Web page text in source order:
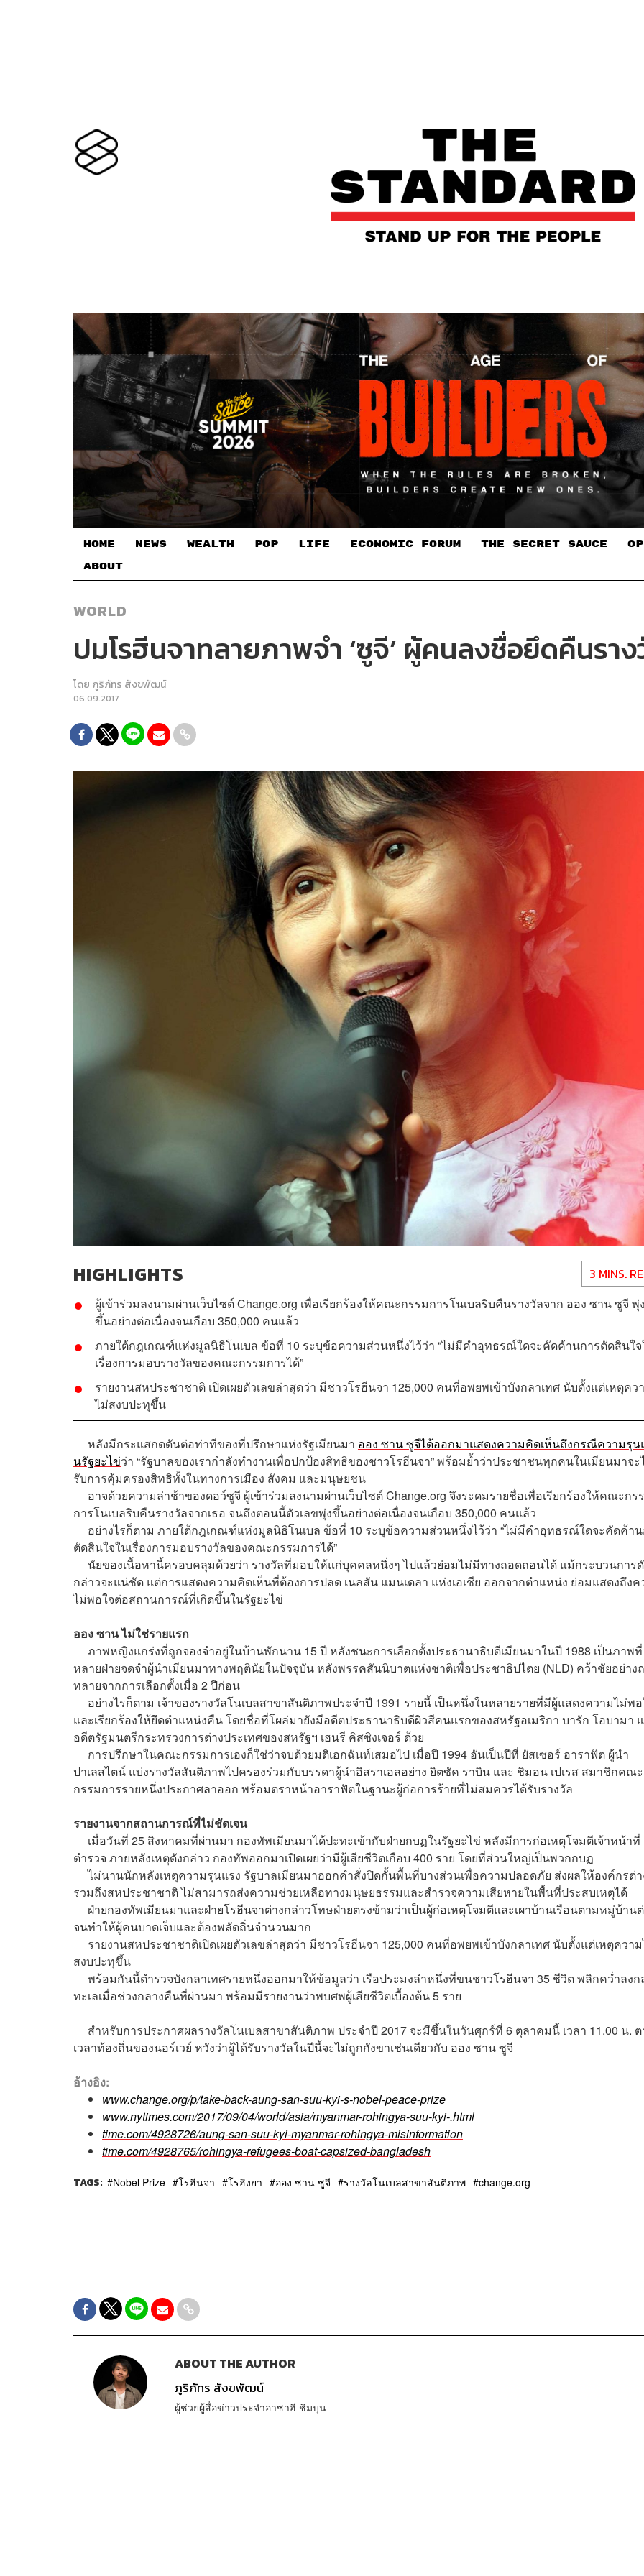
HOME NEWS WEALTH POP LIFE ECONOMIC FORUM THE SECRET SAUCE​
ABOUT
WORLD
ปมโรฮีนจาทลายภาพจำ ‘ซูจี’ ผู้คนลงชื่อยึดคืนรา
โดย ภูริภัทร สังขพัฒน์
06.09.2017
HIGHLIGHTS 3 MINS.
ผู้เข้าร่วมลงนามผ่านเว็บไซต์Change.org เพื่อเรียกร้องให้คณะกรรมการโนเบลริบคืนรางวัลจาก ออง ซาน ซูจี พุ่
ขึ้นอย่างต่อเนื่องจนเกือบ 350,000 คนแล้ว
ภายใต้กฎเกณฑ์แห่งมูลนิธิโนเบล ข้อที่ 10 ระบุข้อความส่วนหนึ่งไว้ว่า “ไม่มีคำอุทธรณ์ใดจะคัดค้านการตัดสินใ
เรื่องการมอบรางวัลของคณะกรรมการได้”
รายงานสหประชาชาติ เปิดเผยตัวเลขล่าสุดว่า มีชาวโรฮีนจา 125,000 คนที่อพยพเข้าบังกลาเทศ นับตั้งแต่เหตุคว
ไม่สงบปะทุขึ้น
หลังมีกระแสกดดันต่อท่าทีของที่ปรึกษาแห่งรัฐเมียนมา ออง ซาน ซูจีได้ออกมาแสดงความคิดเห็นถึงกรณีความรุน
นรัฐยะไข่ว่า “รัฐบาลของเรากำลังทำงานเพื่อปกป้องสิทธิของชาวโรฮีนจา” พร้อมย้ำว่าประชาชนทุกคนในเมียนมาจะ
รับการคุ้มครองสิทธิทั้งในทางการเมือง สังคม และมนุษยชน
อาจด้วยความล่าช้าของดอว์ซูจี ผู้เข้าร่วมลงนามผ่านเว็บไซต์Change.org จึงระดมรายชื่อเพื่อเรียกร้องให้คณะกร
การโนเบลริบคืนรางวัลจากเธอ จนถึงตอนนี้ตัวเลขพุ่งขึ้นอย่างต่อเนื่องจนเกือบ 350,000 คนแล้ว
อย่างไรก็ตาม ภายใต้กฎเกณฑ์แห่งมูลนิธิโนเบล ข้อที่ 10 ระบุข้อความส่วนหนึ่งไว้ว่า “ไม่มีคำอุทธรณ์ใดจะคัดค้า
ตัดสินใจในเรื่องการมอบรางวัลของคณะกรรมการได้”
นัยของเนื้อหานี้ครอบคลุมด้วยว่า รางวัลที่มอบให้แก่บุคคลหนึ่งๆ ไปแล้วย่อมไม่มีทางถอดถอนได้ แม้กระบวนการ
กล่าวจะแน่ชัด แต่การแสดงความคิดเห็นที่ต้องการปลด เนลสัน แมนเดลา แห่งเอเชีย ออกจากตำแหน่ง ย่อมแสดงถึงค
ไม่พอใจต่อสถานการณ์ที่เกิดขึ้นในรัฐยะไข่
ออง ซาน ไม่ใช่รายแรก
ภาพหญิงแกร่งที่ถูกจองจำอยู่ในบ้านพักนาน 15ปี หลังชนะการเลือกตั้งประธานาธิบดีเมียนมาในปี 1988 เป็นภาพที่
หลายฝ่ายจดจำผู้นำเมียนมาทางพฤตินัยในปัจจุบัน หลังพรรคสันนิบาตแห่งชาติเพื่อประชาธิปไตย (NLD) คว้าชัยอย่าง
ทลายจากการเลือกตั้งเมื่อ 2ปีก่อน
อย่างไรก็ตาม เจ้าของรางวัลโนเบลสาขาสันติภาพประจำปี 1991 รายนี้ เป็นหนึ่งในหลายรายที่มีผู้แสดงความไม่พ
และเรียกร้องให้ยึดตำแหน่งคืน โดยชื่อที่โผล่มายังมีอดีตประธานาธิบดีผิวสีคนแรกของสหรัฐอเมริกา บารัก โอบามา
อดีตรัฐมนตรีกระทรวงการต่างประเทศของสหรัฐฯ เฮนรี คิสซิงเจอร์ ด้วย
การปรึกษาในคณะกรรมการเองก็ใช่ว่าจบด้วยมติเอกฉันท์เสมอไป เมื่อปี 1994 อันเป็นปีที่ ยัสเซอร์ อาราฟัต ผู้นำ
ปาเลสไตน์ แบ่งรางวัลสันติภาพไปครองร่วมกับบรรดาผู้นำอิสราเอลอย่าง ยิตซัค ราบิน และ ชิมอน เปเรส สมาชิกคณะ
กรรมการรายหนึ่งประกาศลาออก พร้อมตราหน้าอาราฟัตในฐานะผู้ก่อการร้ายที่ไม่สมควรได้รับรางวัล
รายงานจากสถานการณ์ที่ไม่ชัดเจน
เมื่อวันที่ 25 สิงหาคมที่ผ่านมา กองทัพเมียนมาได้ปะทะเข้ากับฝ่ายกบฏในรัฐยะไข่ หลังมีการก่อเหตุโจมตีเจ้าหน้าที่
ตำรวจ ภายหลังเหตุดังกล่าว กองทัพออกมาเปิดเผยว่ามีผู้เสียชีวิตเกือบ 400 ราย โดยที่ส่วนใหญ่เป็นพวกกบฏ
ไม่นานนักหลังเหตุความรุนแรง รัฐบาลเมียนมาออกคำสั่งปิดกั้นพื้นที่บางส่วนเพื่อความปลอดภัย ส่งผลให้องค์กรต่า
รวมถึงสหประชาชาติ ไม่สามารถส่งความช่วยเหลือทางมนุษยธรรมและสำรวจความเสียหายในพื้นที่ประสบเหตุได้
ฝ่ายกองทัพเมียนมาและฝ่ายโรฮีนจาต่างกล่าวโทษฝ่ายตรงข้ามว่าเป็นผู้ก่อเหตุโจมตีและเผาบ้านเรือนตามหมู่บ้าน
จนทำให้ผู้คนบาดเจ็บและต้องพลัดถิ่นจำนวนมาก
รายงานสหประชาชาติเปิดเผยตัวเลขล่าสุดว่า มีชาวโรฮีนจา 125,000 คนที่อพยพเข้าบังกลาเทศ นับตั้งแต่เหตุควา
สงบปะทุขึ้น
พร้อมกันนี้ตำรวจบังกลาเทศรายหนึ่งออกมาให้ข้อมูลว่า เรือประมงลำหนึ่งที่ขนชาวโรฮีนจา 35 ชีวิต พลิกคว่ำลงก
ทะเลเมื่อช่วงกลางคืนที่ผ่านมา พร้อมมีรายงานว่าพบศพผู้เสียชีวิตเบื้องต้น5 ราย
สำหรับการประกาศผลรางวัลโนเบลสาขาสันติภาพ ประจำปี2017 จะมีขึ้นในวันศุกร์ที่ 6 ตุลาคมนี้ เวลา 11.00 น.
เวลาท้องถิ่นของนอร์เวย์ หวังว่าผู้ได้รับรางวัลในปีนี้จะไม่ถูกกังขาเช่นเดียวกับ ออง ซาน ซูจี
อ้างอิง:
www.change.org/p/take-back-aung-san-suu-kyi-s-nobel-peace-prize
www.nytimes.com/2017/09/04/world/asia/myanmar-rohingya-suu-kyi-.html
time.com/4928726/aung-san-suu-kyi-myanmar-rohingya-misinformation
time.com/4928765/rohingya-refugees-boat-capsized-bangladesh
TAGS: Nobel Prize โรฮีนจา โรฮิงยา ออง ซาน ซูจี รางวัลโนเบลสาขาสันติภาพ change.org
ABOUT THE AUTHOR
ภูริภัทร สังขพัฒน์
ผู้ช่วยผู้สื่อข่าวประจำอาซาฮี ชิมบุน